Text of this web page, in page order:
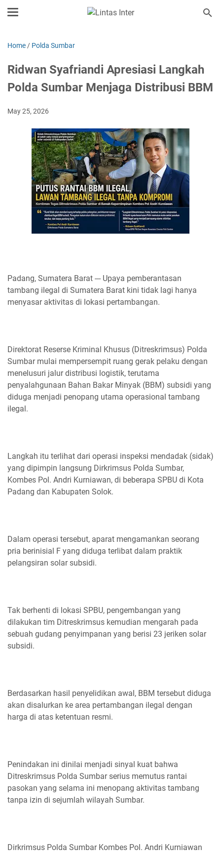
Home / Polda Sumbar
Ridwan Syafriandi Apresiasi Langkah
Polda Sumbar Menjaga Distribusi BBM
May 25, 2026
Padang, Sumatera Barat --- Upaya pemberantasan
tambang ilegal di Sumatera Barat kini tidak lagi hanya
menyasar aktivitas di lokasi pertambangan.
Direktorat Reserse Kriminal Khusus (Ditreskrimsus) Polda
Sumbar mulai mempersempit ruang gerak pelaku dengan
menelusuri jalur distribusi logistik, terutama
penyalahgunaan Bahan Bakar Minyak (BBM) subsidi yang
diduga menjadi penopang utama operasional tambang
ilegal.
Langkah itu terlihat dari operasi inspeksi mendadak (sidak)
yang dipimpin langsung Dirkrimsus Polda Sumbar,
Kombes Pol. Andri Kurniawan, di beberapa SPBU di Kota
Padang dan Kabupaten Solok.
Dalam operasi tersebut, aparat mengamankan seorang
pria berinisial F yang diduga terlibat dalam praktik
pelangsiran solar subsidi.
Tak berhenti di lokasi SPBU, pengembangan yang
dilakukan tim Ditreskrimsus kemudian mengarah pada
sebuah gudang penyimpanan yang berisi 23 jeriken solar
subsidi.
Berdasarkan hasil penyelidikan awal, BBM tersebut diduga
akan disalurkan ke area pertambangan ilegal dengan
harga di atas ketentuan resmi.
Penindakan ini dinilai menjadi sinyal kuat bahwa
Ditreskrimsus Polda Sumbar serius memutus rantai
pasokan yang selama ini menopang aktivitas tambang
tanpa izin di sejumlah wilayah Sumbar.
Dirkrimsus Polda Sumbar Kombes Pol. Andri Kurniawan